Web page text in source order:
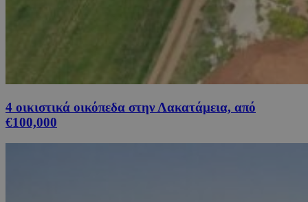
4 οικιστικά οικόπεδα στην Λακατάμεια, από
€100,000